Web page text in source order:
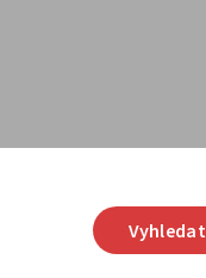
Vyhledat